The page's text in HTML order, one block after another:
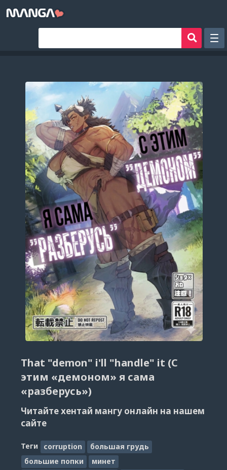
Авторы
Аниме хентай
Сборники манги
Sign in
Register
That "demon" i'll "handle" it (С
этим «демоном» я сама
«разберусь»)
Читайте хентай мангу онлайн на нашем
сайте
Теги corruption
большая грудь
большие попки
минет